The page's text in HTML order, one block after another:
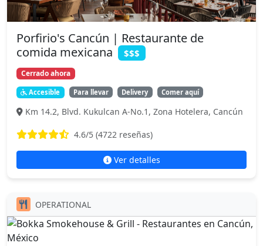
Porfirio's Cancún | Restaurante de
comida mexicana
$$$
Cerrado ahora
Accesible Para llevar Delivery Comer aquí
Km 14.2, Blvd. Kukulcan A-No.1, Zona Hotelera, Cancún
4.6/5 (4722 reseñas)
Ver detalles
OPERATIONAL